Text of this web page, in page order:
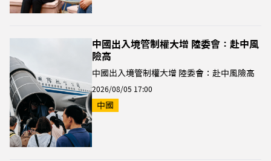
中國出入境管制權大增 陸委會：赴中風
險高
中國出入境管制權大增 陸委會：赴中風險高
2026/08/05 17:00
中國